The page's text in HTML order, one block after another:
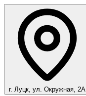
г. Луцк, ул. Окружная, 2А